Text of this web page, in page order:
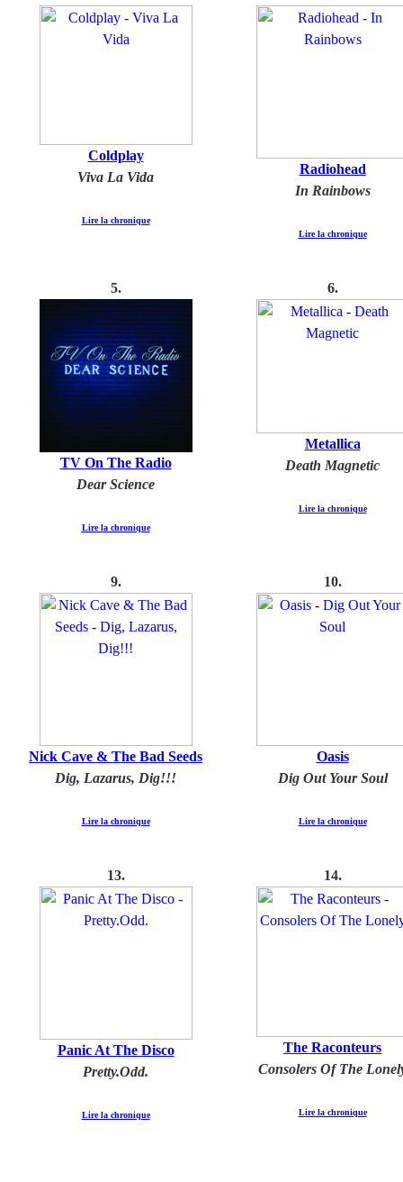
Coldplay
Viva La Vida
Lire la chronique
Radiohead
In Rainbows
Lire la chronique
5.
TV On The Radio
Dear Science
Lire la chronique
6.
Metallica
Death Magnetic
Lire la chronique
9.
Nick Cave & The Bad Seeds
Dig, Lazarus, Dig!!!
Lire la chronique
10.
Oasis
Dig Out Your Soul
Lire la chronique
13.
Panic At The Disco
Pretty.Odd.
Lire la chronique
14.
The Raconteurs
Consolers Of The
Lire la chronique